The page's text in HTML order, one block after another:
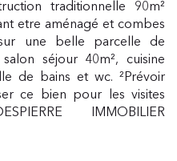
traditionnelle 90m²
etre aménagé et combes
une belle parcelle de
séjour 40m², cuisine
de bains et wc. ²Prévoir
ce bien pour les visites
IMMOBILIER